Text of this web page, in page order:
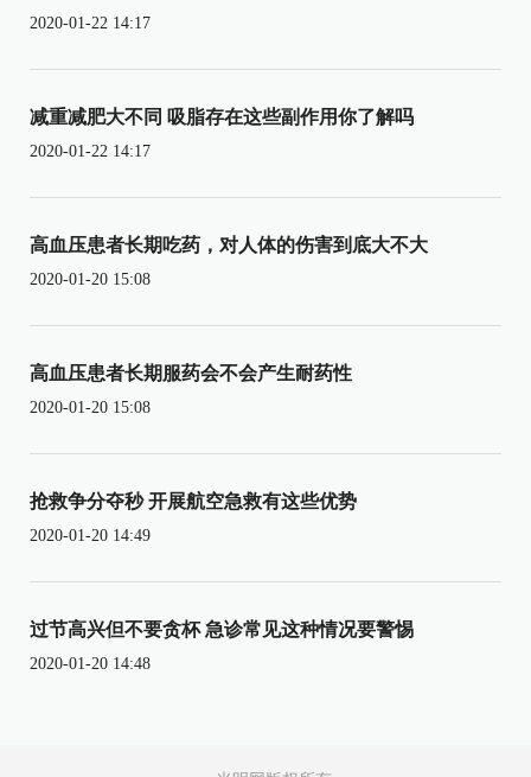
2020-01-22 14:17
减重减肥大不同 吸脂存在这些副作用你了解吗
2020-01-22 14:17
高血压患者长期吃药，对人体的伤害到底大不大
2020-01-20 15:08
高血压患者长期服药会不会产生耐药性
2020-01-20 15:08
抢救争分夺秒 开展航空急救有这些优势
2020-01-20 14:49
过节高兴但不要贪杯 急诊常见这种情况要警惕
2020-01-20 14:48